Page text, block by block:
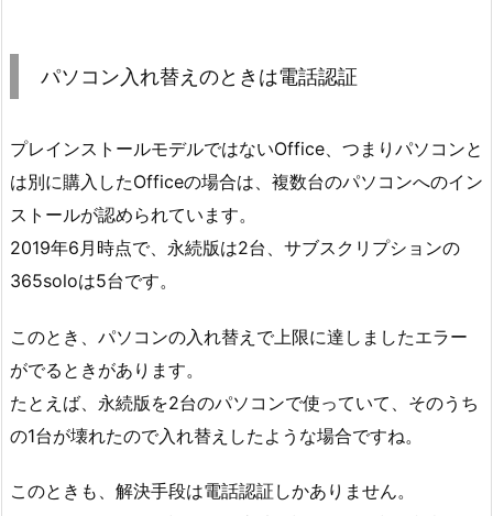
パソコン入れ替えのときは電話認証
プレインストールモデルではないOffice、つまりパソコンと
は別に購入したOfficeの場合は、複数台のパソコンへのイン
ストールが認められています。
2019年6月時点で、永続版は2台、サブスクリプションの
365soloは5台です。
このとき、パソコンの入れ替えで上限に達しましたエラー
がでるときがあります。
たとえば、永続版を2台のパソコンで使っていて、そのうち
の1台が壊れたので入れ替えしたような場合ですね。
このときも、解決手段は電話認証しかありません。